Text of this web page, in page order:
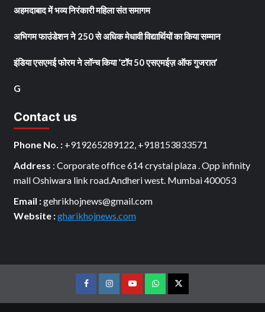
अहमदाबाद में भव्य निरंकारी महिला संत समागम
अभिगम फाउंडेशन ने 250 से अधिक मेधावी विद्यार्थियों का किया सम्मान
इंडिया एसएमई फोरम ने लॉन्च किया ‘टॉप 50 एसएमईज़ ऑफ गुजरात’
G
Contact us
Phone No. : +919265289122, +918153833571
Address : Corporate office 614 crystal plaza . Opp infinity
mall Oshiwara link road.Andheri west. Mumbai 400053
Email :gehrikhojnews@gmail.com
Website :gharikhojnews.com
FacebookInstagramyoutubeWhatsTwitter